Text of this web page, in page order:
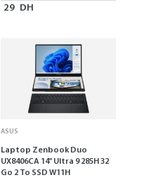
29 DH
ASUS
Laptop Zenbook Duo
UX8406CA 14'' Ultra 9 285H 32
Go 2 To SSD W11H